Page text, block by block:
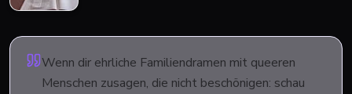
Wenn dir ehrliche Familiendramen mit queeren
Menschen zusagen, die nicht beschönigen: schau